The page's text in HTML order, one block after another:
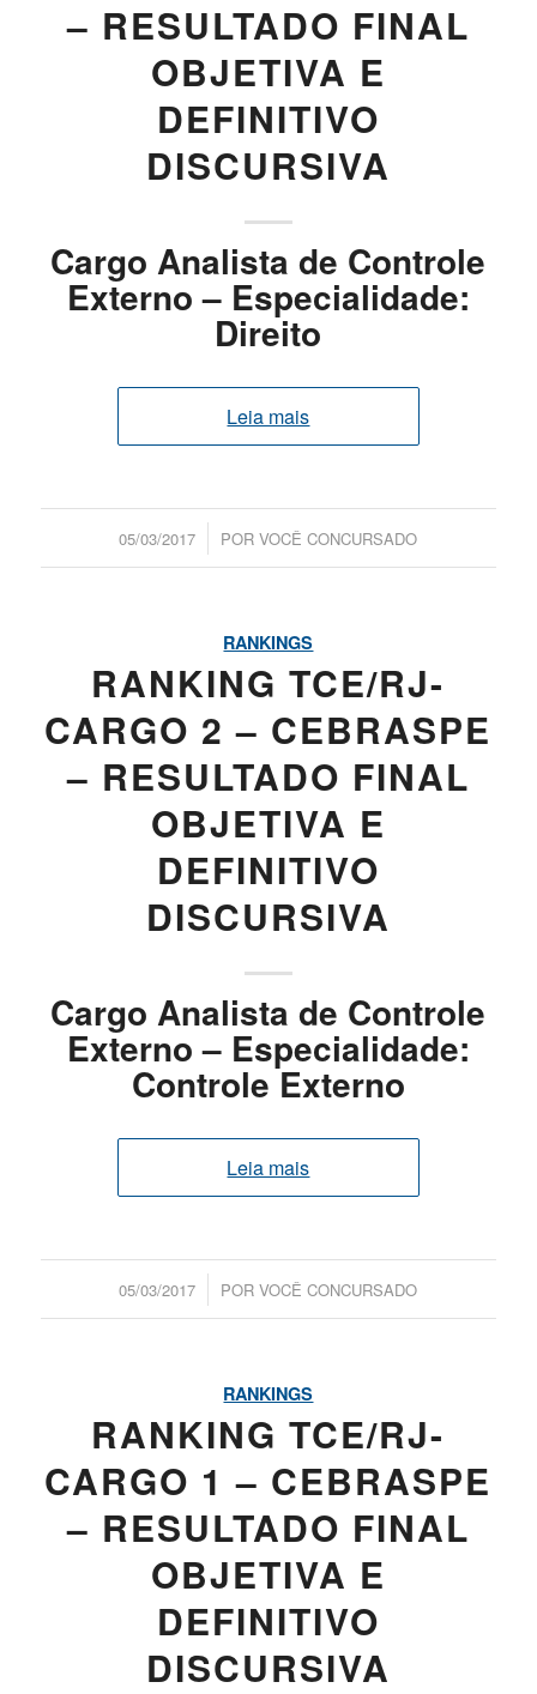
– RESULTADO FINAL
OBJETIVA E
DEFINITIVO
DISCURSIVA
Cargo Analista de Controle
Externo – Especialidade:
Direito
Leia mais
05/03/2017
/ PORVOCÊ CONCURSADO
RANKINGS
RANKING TCE/RJ-
CARGO 2 – CEBRASPE
– RESULTADO FINAL
OBJETIVA E
DEFINITIVO
DISCURSIVA
Cargo Analista de Controle
Externo – Especialidade:
Controle Externo
Leia mais
05/03/2017
/ PORVOCÊ CONCURSADO
RANKINGS
RANKING TCE/RJ-
CARGO 1 – CEBRASPE
– RESULTADO FINAL
OBJETIVA E
DEFINITIVO
DISCURSIVA